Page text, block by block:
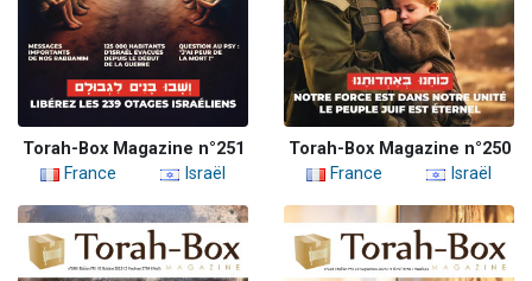
Torah-Box Magazine n°251
France
Israël
Torah-Box Magazine n°250
France
Israël